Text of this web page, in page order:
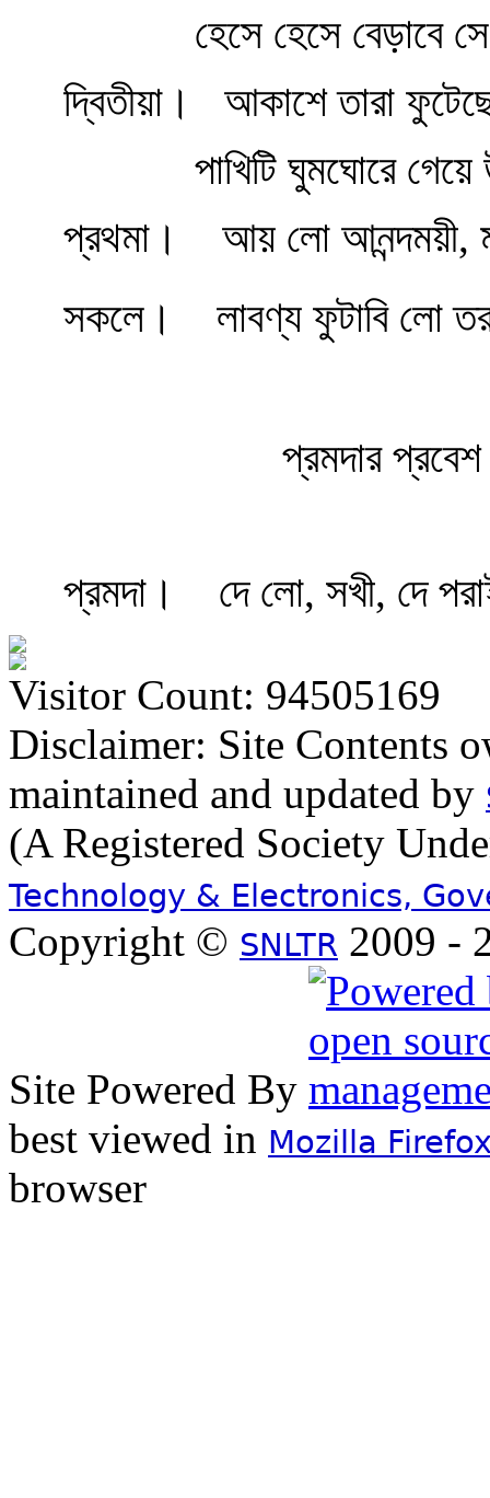
হেসে হেসে বেড়াবে
দ্বিতীয়া।
আকাশে তারা
পাখিটি ঘুমঘোরে
প্রথমা।
আয় লো আনন্দময়ী,
সকলে।
লাবণ্য ফুটাবি লো
প্রমদার প্রবেশ
প্রমদা। দে লো, সখী, দে
Visitor Count: 94505169
Disclaimer: Site Contents
maintained and updated by
(A Registered Society
Technology & Electronics,
Copyright © SNLTR 2009 -
Site Powered By
best viewed in Mozilla
browser